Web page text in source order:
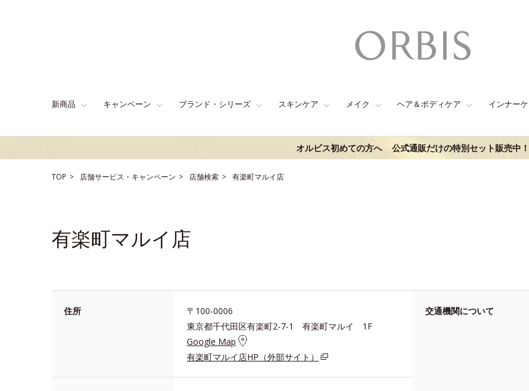
新商品 キャンペーン ブランド・シリーズ スキンケア メイク ヘア＆ボディケア インナーケ
オルビス初めての方へ 公式通販だけの特別セット販売中！
TOP 店舗サービス・キャンペーン 店舗検索 有楽町マルイ店
有楽町マルイ店
住所
〒100-0006
東京都千代田区有楽町2-7-1 有楽町マルイ 1F
Google Map
有楽町マルイ店HP（外部サイト）
交通機関について